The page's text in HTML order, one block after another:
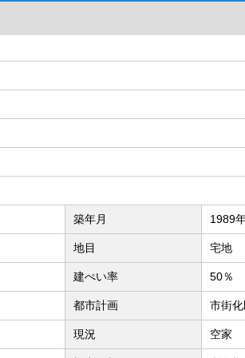
築年月 1989
地目 宅地
建ぺい率 50％
都市計画 市街
現況 空家